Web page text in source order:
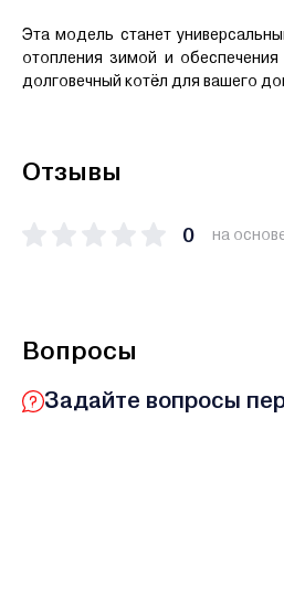
Эта модель станет
отопления зимой и
долговечный котёл для вашего
Отзывы
0 на
Вопросы
Задайте вопросы